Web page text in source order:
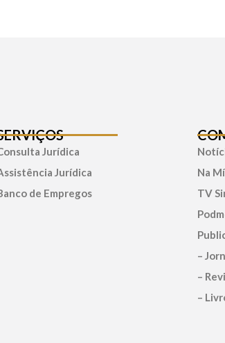
Jurídica
Jurídica
de Empregos
Na
TV
–
–
–